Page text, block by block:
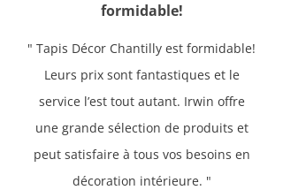
formidable!
" Tapis Décor Chantilly est formidable!
Leurs prix sont fantastiques et le
service l’est tout autant. Irwin offre
une grande sélection de produits et
peut satisfaire à tous vos besoins en
décoration intérieure. "